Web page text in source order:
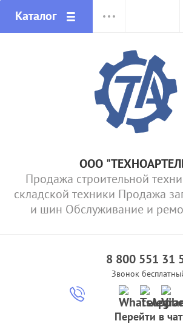
Каталог
ООО
Продажа строительной
складской техники Продажа
и шин Обслуживание и
8 800 551 31
Звонок
Перейти в чат